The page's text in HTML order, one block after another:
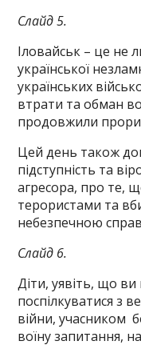
Слайд 5.
Іловайськ – це не
української
українських
втрати та обман
продовжили
Цей день також
підступність та
агресора, про те,
терористами та
небезпечною
Слайд 6.
Діти, уявіть, що
поспілкуватися з
війни, учасником
воїну запитання,